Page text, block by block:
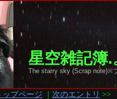
星空雑記簿
The starry sky (Scrap note)※
ップページ 次のエントリ >>